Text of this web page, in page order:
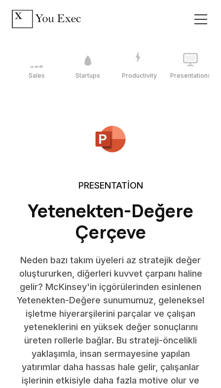
Sales Startups Productivity Presentations
PRESENTATION
Yetenekten-Değere
Çerçeve
Neden bazı takım üyeleri az stratejik değer
oluştururken, diğerleri kuvvet çarpanı haline
gelir? McKinsey'in içgörülerinden esinlenen
Yetenekten-Değere sunumumuz, geleneksel
işletme hiyerarşilerini parçalar ve çalışan
yeteneklerini en yüksek değer sonuçlarını
üreten rollerle bağlar. Bu strateji-öncelikli
yaklaşımla, insan sermayesine yapılan
yatırımlar daha hassas hale gelir, çalışanlar
işlerinin etkisiyle daha fazla motive olur ve